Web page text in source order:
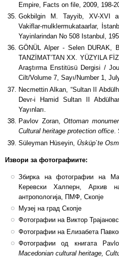
Empire, Facts on file, 2009, 198-
Gokbilgin M. Tayyib, XV-XVI
Vakiflar-mulklermukataarlar,
Yayinlarindan No 508 Istanbul,
GÖNÜL Alper - Selen DURAK,
TANZİMAT’TAN XX. YÜZYILA
Araştırma Enstitüsü Dergisi /
Cilt/Volume 7, Sayı/Number 1,
Necmettin Alkan, “Sultan II
Devr-i Hamid Sultan II
Yayınları.
Pavlov Zoran,Ottoman
Cultural heritage protection office.
Süleyman Hüseyin, Üsküp`te
Извори за фотографиите:
Збирка на фотографии на
Керевски Халперн, Архив
антропологија, ПМФ, Скопје
Музеј на град Скопје
Фотографии на Виктор
Фотографии на Елизабета
Фотографии од книгата
Macedonian cultural heritage,